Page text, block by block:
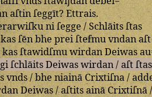
aſtinſeggīt?Ettrais.
ni ſegge/Schlāitsſtas
kasſēnbheprei ſteſmuvndanaſt
kas ſtawidſmu wirdan Deiwas
ſchlāits Deiwas wirdan/aſt ſtas
vnds/bhe niainā Crixtiſna/
Deiwas/aſtits aināCrixtiſnā